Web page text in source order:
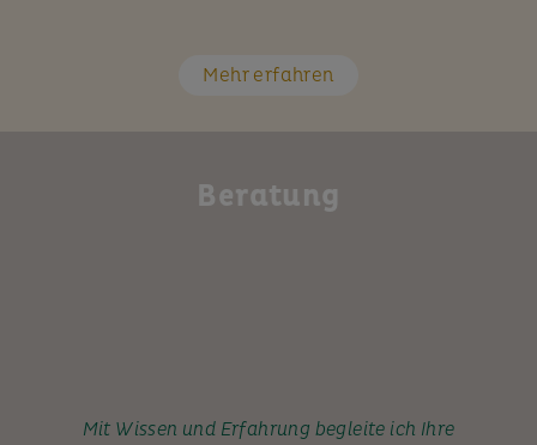
Mehr erfahren
Beratung
Mit Wissen und Erfahrung begleite ich Ihre